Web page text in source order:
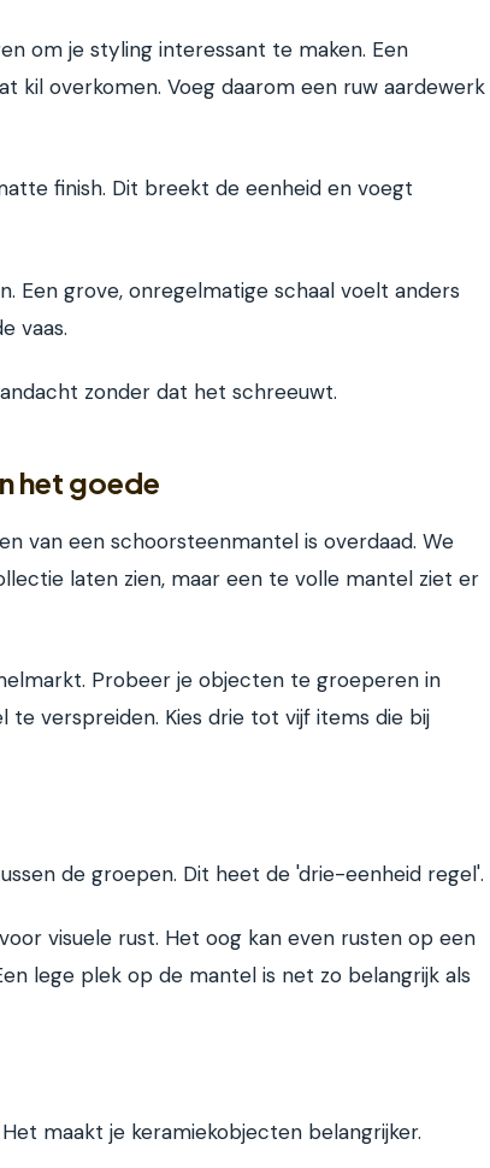
om je styling interessant te maken. Een
kil overkomen. Voeg daarom een ruw aardewerk
finish. Dit breekt de eenheid en voegt
Een grove, onregelmatige schaal voelt anders
vaas.
zonder dat het schreeuwt.
het goede
van een schoorsteenmantel is overdaad. We
laten zien, maar een te volle mantel ziet er
Probeer je objecten te groeperen in
te verspreiden. Kies drie tot vijf items die bij
de groepen. Dit heet de 'drie-eenheid regel'.
visuele rust. Het oog kan even rusten op een
lege plek op de mantel is net zo belangrijk als
maakt je keramiekobjecten belangrijker.